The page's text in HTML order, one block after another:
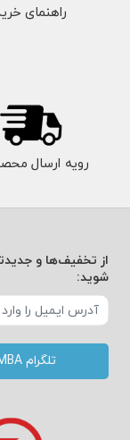
راهنمای
رویه ارسال
از تخفیف‌ها و
شوید:
تلگرام TMBA